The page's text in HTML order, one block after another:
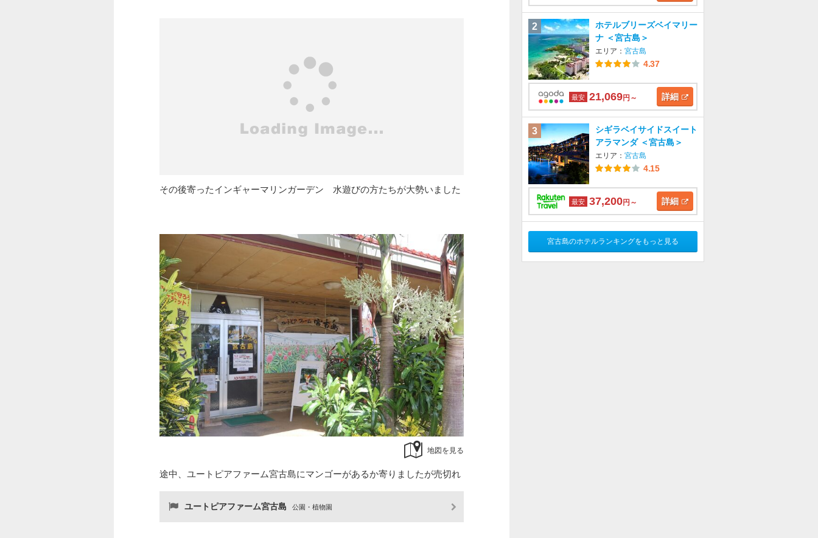
その後寄ったインギャーマリンガーデン 水遊びの方たちが大勢いました
地図を見る
途中、ユートピアファーム宮古島にマンゴーがあるか寄りましたが売切れ
ユートピアファーム宮古島 公園・植物園
2
ホテルブリーズベイマリー
ナ ＜宮古島＞
エリア： 宮古島
4.37
最安 21,069円～ 詳細
3
シギラベイサイドスイート
アラマンダ ＜宮古島＞
エリア： 宮古島
4.15
最安 37,200円～ 詳細
宮古島のホテルランキングをもっと見る